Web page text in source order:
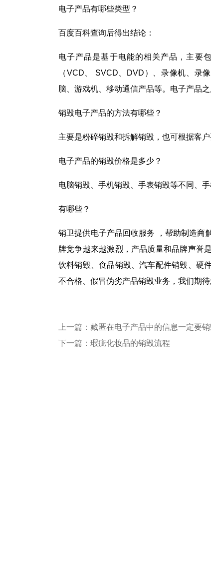
电子产品有哪些类型？
百度百科查询后得出结论：
电子产品是基于电能的相关产品，主要
（VCD、 SVCD、DVD）、录像机、录
脑、游戏机、移动通信产品等。电子产品
销毁电子产品的方法有哪些？
主要是粉碎销毁和拆解销毁，也可根据客户
电子产品的销毁价格是多少？
电脑销毁、手机销毁、手表销毁等不同、手
有哪些？
销卫提供电子产品回收服务 ，帮助制造商
牌竞争越来越激烈，产品质量和品牌声誉
饮料销毁、食品销毁、汽车配件销毁、硬
不合格、假冒伪劣产品销毁业务，我们期待
上一篇：藏匿在电子产品中的信息一定要
下一篇：瑕疵化妆品的销毁流程